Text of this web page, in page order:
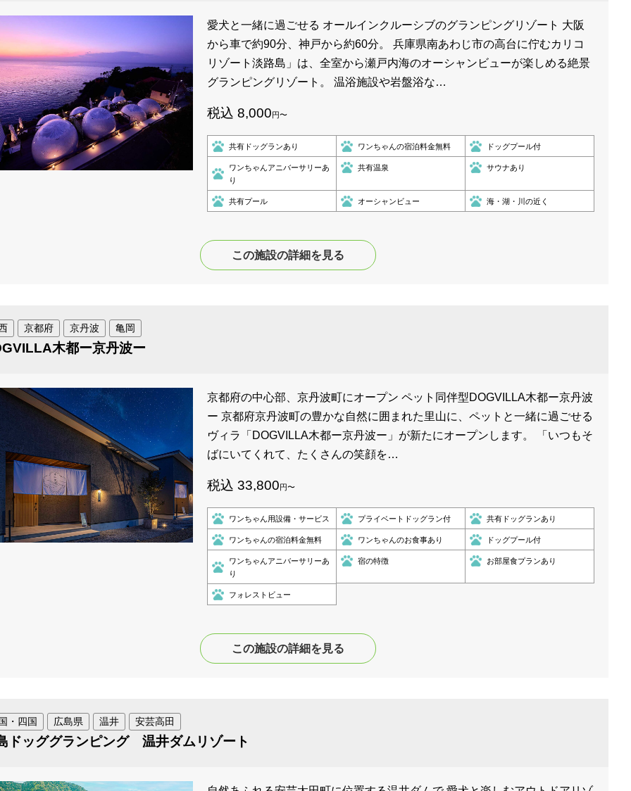
愛犬と一緒に過ごせる オールインクルーシブのグランピングリゾート 大阪
から車で約90分、神戸から約60分。 兵庫県南あわじ市の高台に佇むカリコ
リゾート淡路島」は、全室から瀬戸内海のオーシャンビューが楽しめる絶景
グランピングリゾート。 温浴施設や岩盤浴な…
税込 8,000円〜
共有ドッグランあり ワンちゃんの宿泊料金無料 ドッグプール付
ワンちゃんアニバーサリーあ
り
共有温泉 サウナあり
共有プール オーシャンビュー 海・湖・川の近く
この施設の詳細を見る
京丹波 亀岡
京都府
木都ー京丹波ー
京都府の中心部、京丹波町にオープン ペット同伴型DOGVILLA木都ー京丹波
ー 京都府京丹波町の豊かな自然に囲まれた里山に、ペットと一緒に過ごせる
ヴィラ「DOGVILLA木都ー京丹波ー」が新たにオープンします。 「いつもそ
ばにいてくれて、たくさんの笑顔を…
税込 33,800円〜
ワンちゃん用設備・サービス プライベートドッグラン付 共有ドッグランあり
ワンちゃんの宿泊料金無料 ワンちゃんのお食事あり ドッグプール付
ワンちゃんアニバーサリーあ
り
宿の特徴 お部屋食プランあり
フォレストビュー
この施設の詳細を見る
温井 安芸高田
・四国 広島県
ドッググランピング 温井ダムリゾート